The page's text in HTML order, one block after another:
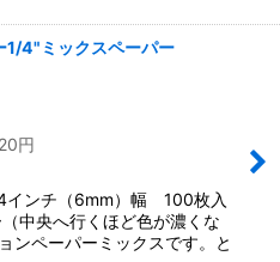
1/4"ミックスペーパー
円
ンチ（6mm）幅 100枚入
中央へ行くほど色が濃くな
ンペーパーミックスです。と